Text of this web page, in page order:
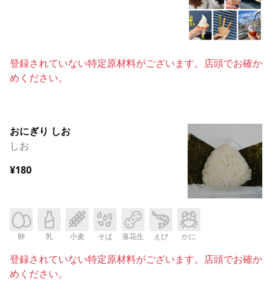
登録されていない特定原材料がございます。店頭でお確か
めください。
おにぎり しお
しお
¥180
卵 乳 小麦 そば 落花生 えび かに
登録されていない特定原材料がございます。店頭でお確か
めください。